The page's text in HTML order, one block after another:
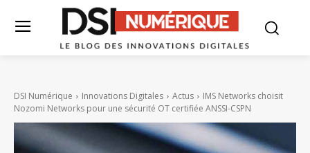
DSI Numérique Innovations Digitales Actus
IMS Networks choisit
Nozomi Networks pour une sécurité OT certifiée ANSSI-CSPN